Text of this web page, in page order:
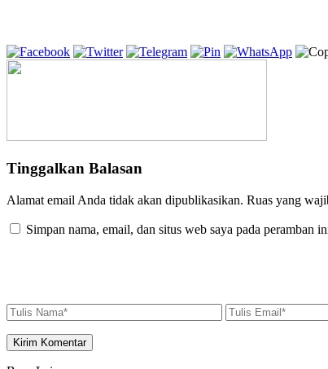
Tinggalkan Balasan
Alamat email Anda tidak akan dipublikasikan. Ruas yang
Simpan nama, email, dan situs web saya pada peramban